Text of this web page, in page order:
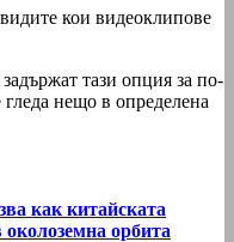
кои видеоклипове
тази опция за по-
нещо в определена
как китайската
околоземна орбита